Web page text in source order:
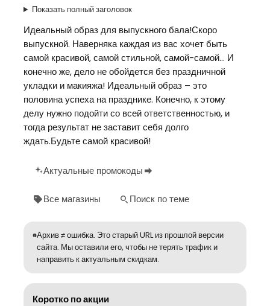
Показать полный заголовок
Идеальный образ для выпускного бала!Скоро
выпускной. Наверняка каждая из вас хочет быть
самой красивой, самой стильной, самой-самой… И
конечно же, дело не обойдется без праздничной
укладки и макияжа! Идеальный образ – это
половина успеха на празднике. Конечно, к этому
делу нужно подойти со всей ответственностью, и
тогда результат не заставит себя долго
ждать.Будьте самой красивой!
Актуальные промокоды
Все магазины Поиск по теме
Архив ≠ ошибка. Это старый URL из прошлой версии
сайта. Мы оставили его, чтобы не терять трафик и
направить к актуальным скидкам.
Коротко по акции